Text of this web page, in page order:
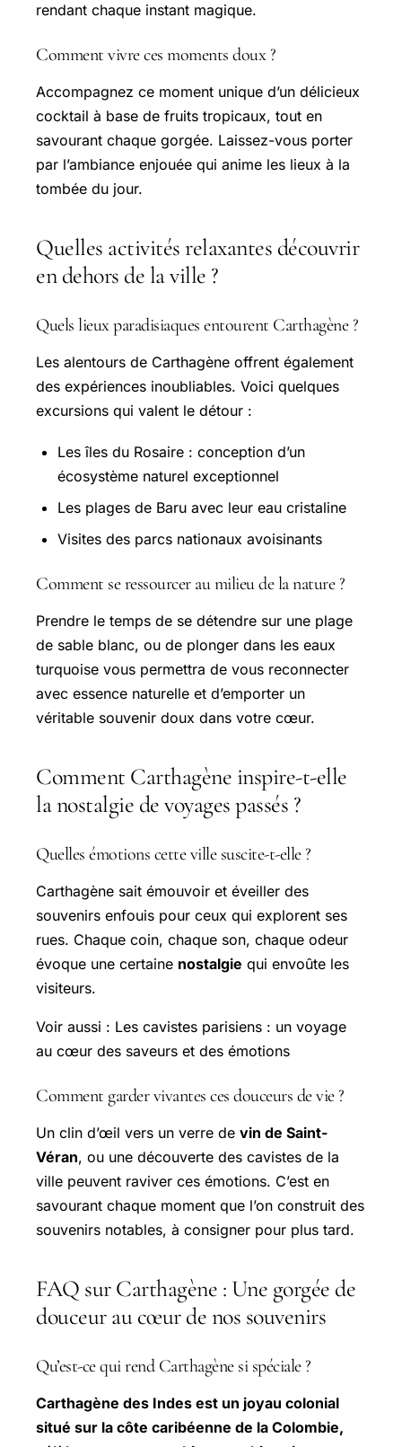
rendant chaque instant magique.
Comment vivre ces moments doux ?
Accompagnez ce moment unique d’un délicieux
cocktail à base de fruits tropicaux, tout en
savourant chaque gorgée. Laissez-vous porter
par l’ambiance enjouée qui anime les lieux à la
tombée du jour.
Quelles activités relaxantes découvrir
en dehors de la ville ?
Quels lieux paradisiaques entourent Carthagène ?
Les alentours de Carthagène offrent également
des expériences inoubliables. Voici quelques
excursions qui valent le détour :
Les îles du Rosaire : conception d’un
écosystème naturel exceptionnel
Les plages de Baru avec leur eau cristaline
Visites des parcs nationaux avoisinants
Comment se ressourcer au milieu de la nature ?
Prendre le temps de se détendre sur une plage
de sable blanc, ou de plonger dans les eaux
turquoise vous permettra de vous reconnecter
avec essence naturelle et d’emporter un
véritable souvenir doux dans votre cœur.
Comment Carthagène inspire-t-elle
la nostalgie de voyages passés ?
Quelles émotions cette ville suscite-t-elle ?
Carthagène sait émouvoir et éveiller des
souvenirs enfouis pour ceux qui explorent ses
rues. Chaque coin, chaque son, chaque odeur
évoque une certaine nostalgie qui envoûte les
visiteurs.
Voir aussi : Les cavistes parisiens : un voyage
au cœur des saveurs et des émotions
Comment garder vivantes ces douceurs de vie ?
Un clin d’œil vers un verre de vin de Saint-
Véran, ou une découverte des cavistes de la
ville peuvent raviver ces émotions. C’est en
savourant chaque moment que l’on construit des
souvenirs notables, à consigner pour plus tard.
FAQ sur Carthagène : Une gorgée de
douceur au cœur de nos souvenirs
Qu’est-ce qui rend Carthagène si spéciale ?
Carthagène des Indes est un joyau colonial
situé sur la côte caribéenne de la Colombie,